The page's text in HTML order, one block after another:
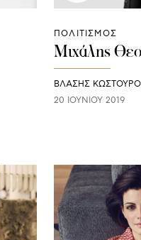
ΠΟΛΙΤΙΣΜΟΣ
Μιχάλης
ΒΛΑΣΗΣ
20 ΙΟΥΝΊΟΥ 2019